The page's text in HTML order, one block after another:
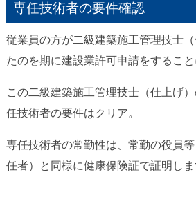
専任技術者の要件確認
従業員の方が二級建築施工管理技士
たのを期に建設業許可申請をすること
この二級建築施工管理技士（仕上げ
任技術者の要件はクリア。
専任技術者の常勤性は、常勤の役員
任者）と同様に健康保険証で証明しま